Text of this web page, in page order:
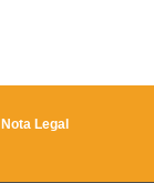
Nota Legal